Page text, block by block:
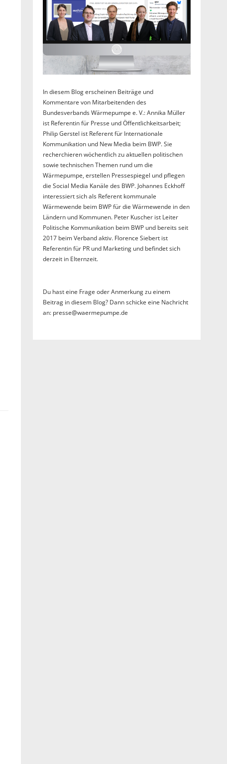
In diesem Blog erscheinen Beiträge und
Kommentare von Mitarbeitenden des
Bundesverbands Wärmepumpe e. V.: Annika Müller
ist Referentin für Presse und Öffentlichkeitsarbeit;
Philip Gerstel ist Referent für Internationale
Kommunikation und New Media beim BWP. Sie
recherchieren wöchentlich zu aktuellen politischen
sowie technischen Themen rund um die
Wärmepumpe, erstellen Pressespiegel und pflegen
die Social Media Kanäle des BWP. Johannes Eckhoff
interessiert sich als Referent kommunale
Wärmewende beim BWP für die Wärmewende in den
Ländern und Kommunen. Peter Kuscher ist Leiter
Politische Kommunikation beim BWP und bereits seit
2017 beim Verband aktiv. Florence Siebert ist
Referentin für PR und Marketing und befindet sich
derzeit in Elternzeit.
Du hast eine Frage oder Anmerkung zu einem
Beitrag in diesem Blog? Dann schicke eine Nachricht
an: presse@waermepumpe.de